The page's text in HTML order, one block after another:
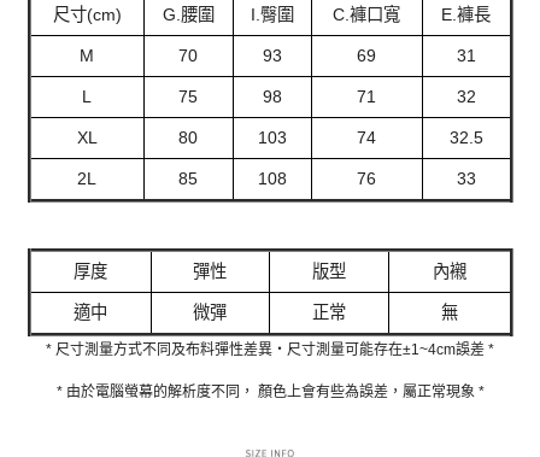
尺寸(cm) G.腰圍 I.臀圍 C.褲口寬 E.褲長
M 70 93 69 31
L 75 98 71 32
XL 80 103 74 32.5
2L 85 108 76 33
厚度 彈性 版型 內襯
適中 微彈 正常 無
* 尺寸測量方式不同及布料彈性差異‧尺寸測量可能存在±1~4cm誤差 *
* 由於電腦螢幕的解析度不同， 顏色上會有些為誤差，屬正常現象 *